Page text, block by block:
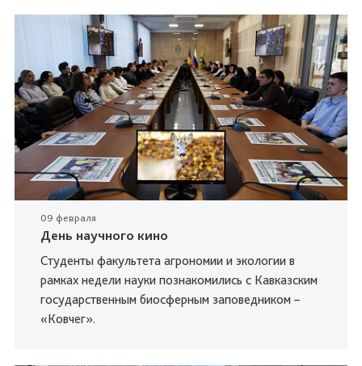
09 февраля
День научного кино
Студенты факультета агрономии и экологии в
рамках недели науки познакомились с Кавказским
государственным биосферным заповедником –
«Ковчег».